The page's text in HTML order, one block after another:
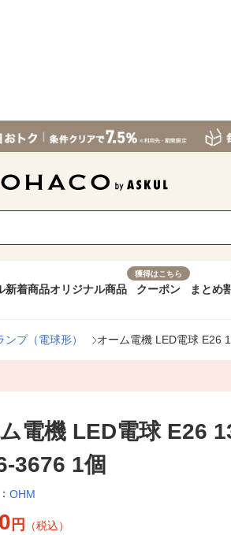
新着商品オリジナル商品
獲得はこちら
クーポン まとめ
ンプ（電球形） オーム電機 LED電球 E26
電機 LED電球 E26
3676 1個
OHM
円 （税込）